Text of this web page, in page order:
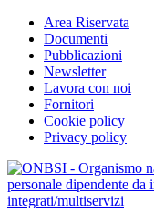
Area Riservata
Documenti
Pubblicazioni
Newsletter
Lavora con noi
Fornitori
Cookie policy
Privacy policy